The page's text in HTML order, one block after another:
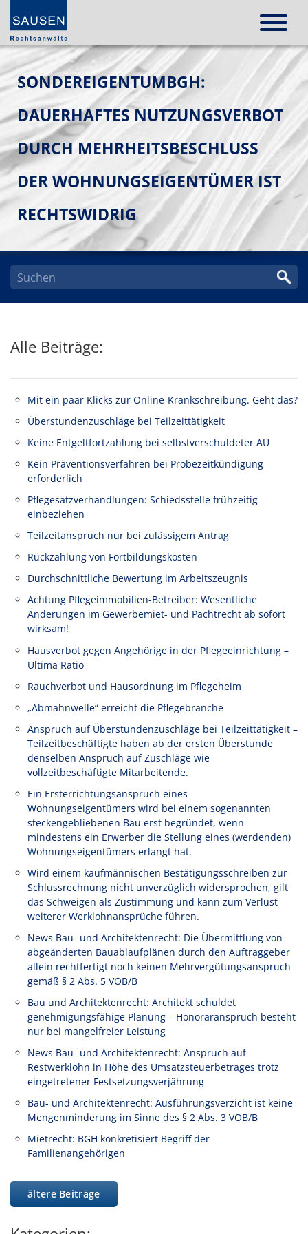
SONDEREIGENTUMBGH:
DAUERHAFTES NUTZUNGSVERBOT
DURCH MEHRHEITSBESCHLUSS
DER WOHNUNGSEIGENTÜMER IST
RECHTSWIDRIG
Alle Beiträge:
Mit ein paar Klicks zur Online-Krankschreibung. Geht das?
Überstundenzuschläge bei Teilzeittätigkeit
Keine Entgeltfortzahlung bei selbstverschuldeter AU
Kein Präventionsverfahren bei Probezeitkündigung
erforderlich
Pflegesatzverhandlungen: Schiedsstelle frühzeitig
einbeziehen
Teilzeitanspruch nur bei zulässigem Antrag
Rückzahlung von Fortbildungskosten
Durchschnittliche Bewertung im Arbeitszeugnis
Achtung Pflegeimmobilien-Betreiber: Wesentliche
Änderungen im Gewerbemiet- und Pachtrecht ab sofort
wirksam!
Hausverbot gegen Angehörige in der Pflegeeinrichtung –
Ultima Ratio
Rauchverbot und Hausordnung im Pflegeheim
„Abmahnwelle“ erreicht die Pflegebranche
Anspruch auf Überstundenzuschläge bei Teilzeittätigkeit –
Teilzeitbeschäftigte haben ab der ersten Überstunde
denselben Anspruch auf Zuschläge wie
vollzeitbeschäftigte Mitarbeitende.
Ein Ersterrichtungsanspruch eines
Wohnungseigentümers wird bei einem sogenannten
steckengebliebenen Bau erst begründet, wenn
mindestens ein Erwerber die Stellung eines (werdenden)
Wohnungseigentümers erlangt hat.
Wird einem kaufmännischen Bestätigungsschreiben zur
Schlussrechnung nicht unverzüglich widersprochen, gilt
das Schweigen als Zustimmung und kann zum Verlust
weiterer Werklohnansprüche führen.
News Bau- und Architektenrecht: Die Übermittlung von
abgeänderten Bauablaufplänen durch den Auftraggeber
allein rechtfertigt noch keinen Mehrvergütungsanspruch
gemäß § 2 Abs. 5 VOB/B
Bau und Architektenrecht: Architekt schuldet
genehmigungsfähige Planung – Honoraranspruch besteht
nur bei mangelfreier Leistung
News Bau- und Architektenrecht: Anspruch auf
Restwerklohn in Höhe des Umsatzsteuerbetrages trotz
eingetretener Festsetzungsverjährung
Bau- und Architektenrecht: Ausführungsverzicht ist keine
Mengenminderung im Sinne des § 2 Abs. 3 VOB/B
Mietrecht: BGH konkretisiert Begriff der
Familienangehörigen
ältere Beiträge